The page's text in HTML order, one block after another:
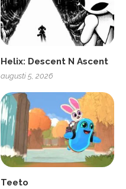
Helix: Descent N Ascent
augusti 5, 2026
Teeto